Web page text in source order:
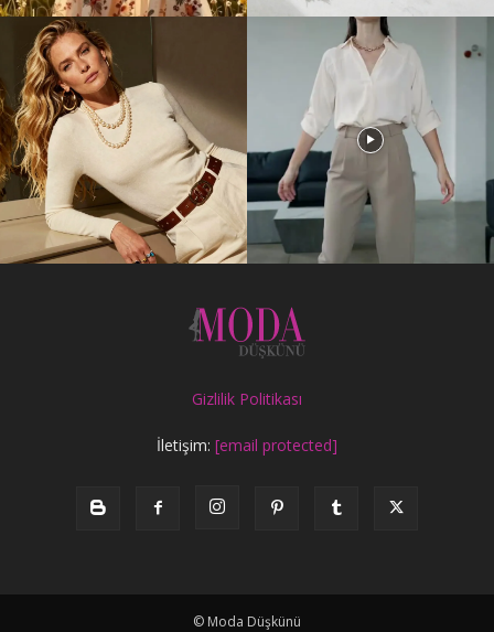
Gizlilik Politikası
İletişim: [email protected]
© Moda Düşkünü